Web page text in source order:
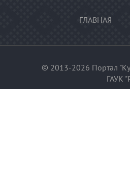
ГЛАВНАЯ
© 2013-2026 Портал
ГАУК